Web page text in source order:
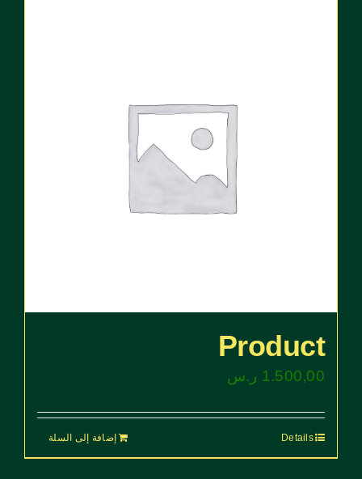
Product
1.500,00 ر.س
إضافة إلى السلة Details